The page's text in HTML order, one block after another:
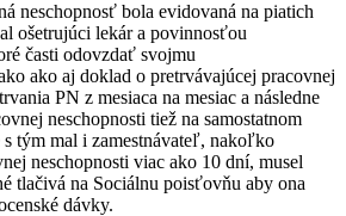
neschopnosť bola evidovaná na piatich
ošetrujúci lekár a povinnosťou
časti odovzdať svojmu
ako aj doklad o pretrvávajúcej pracovnej
PN z mesiaca na mesiac a následne
neschopnosti tiež na samostatnom
tým mal i zamestnávateľ, nakoľko
neschopnosti viac ako 10 dní, musel
tlačivá na Sociálnu poisťovňu aby ona
dávky.